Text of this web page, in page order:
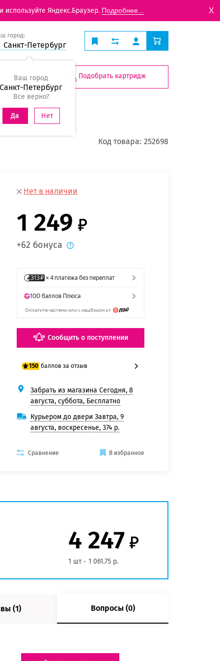
Яндекс.Браузер. Подробнее... X
город:
Санкт-Петербург
Ваш город
Санкт-Петербург
Все верно?
Да Нет
Подобрать картридж
Код товара: 252698
Нет в наличии
1 249
+62 бонуса
Сообщить о поступлении
150 баллов за отзыв
125 баллов
150 баллов
Забрать из магазина Сегодня, 8
августа, суббота, Бесплатно
Курьером до двери Завтра, 9
августа, воскресенье, 374 р.
Сравнение В избранное
4 247
1 шт - 1 061.75 р.
(1) Вопросы (0)